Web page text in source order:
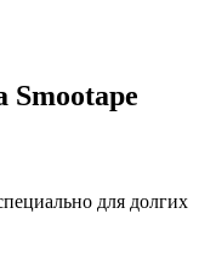
Smootape
для долгих